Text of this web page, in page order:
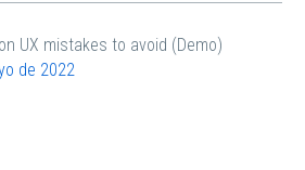
UX mistakes to avoid (Demo)
de 2022